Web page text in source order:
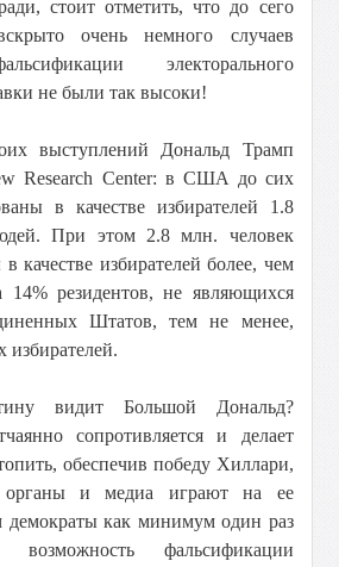
стоит отметить, что до сего
очень немного случаев
электорального
не были так высоки!
выступлений Дональд Трамп
Research Center: в США до сих
в качестве избирателей 1.8
При этом 2.8 млн. человек
в качестве избирателей более, чем
резидентов, не являющихся
Штатов, тем не менее,
избирателей.
видит Большой Дональд?
сопротивляется и делает
обеспечив победу Хиллари,
органы и медиа играют на ее
демократы как минимум один раз
фальсификации